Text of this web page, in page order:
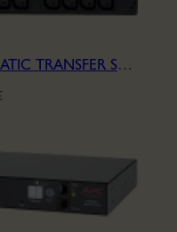
AP7723 APC RACK AUTOMATIC TRANSFER SWITCH-230V